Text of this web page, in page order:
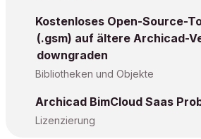
Kostenloses Open-Source-
(.gsm) auf ältere Archicad-
downgraden
Bibliotheken und Objekte
Archicad BimCloud Saas
Lizenzierung